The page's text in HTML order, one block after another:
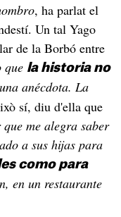
, ha parlat el
Un tal Yago
de la Borbó entre
que la historia no
anécdota. La
sí, diu d'ella que
me alegra saber
a sus hijas para
como para
en un restaurante